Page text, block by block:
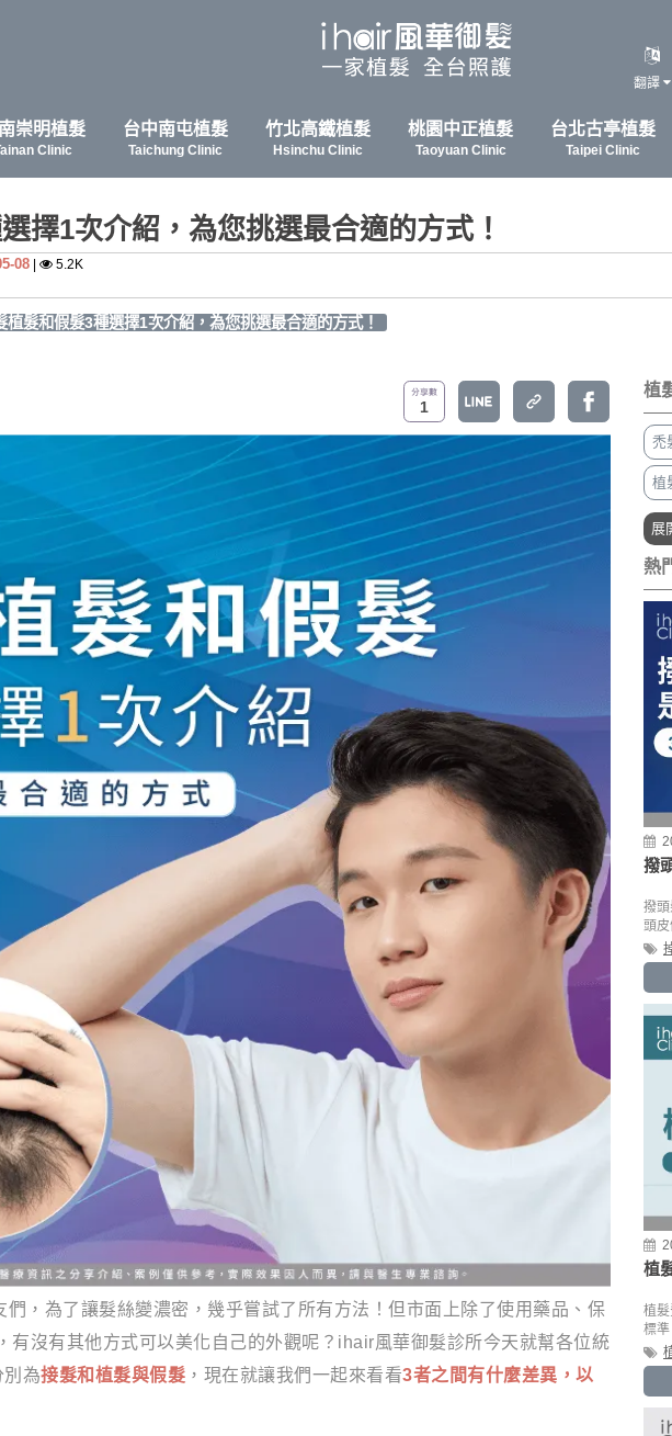
翻譯
崇明植髮
Clinic
台中南屯植髮
Taichung Clinic
竹北高鐵植髮
Hsinchu Clinic
桃園中正植髮
Taoyuan Clinic
台北古亭植髮
Taipei Clinic
擇1次介紹，為您挑選最合適的方式！
08
5.2K
植髮和假髮3種選擇1次介紹，為您挑選最合適的方式！
1
們，為了讓髮絲變濃密，幾乎嘗試了所有方法！但市面上除了使用藥品、保
有沒有其他方式可以美化自己的外觀呢？ihair風華御髮診所今天就幫各位統
別為接髮和植髮與假髮 ，現在就讓我們一起來看看3者之間有什麼差異，以
植
禿
植
植
植
植
展
熱
撥
撥
頭皮
植
植
標準